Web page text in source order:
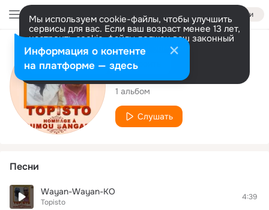
Войти
Мы используем cookie-файлы, чтобы улучшить
сервисы для вас. Если ваш возраст менее 13 лет,
настроить cookie-файлы должен ваш законный
представитель. Больше информации
Разрешить все Настроить
Исполнитель
Topisto
1 альбом
Слушать
Песни
Wayan-Wayan-KO
Topisto
4:39
Информация о контенте
на платформе — здесь